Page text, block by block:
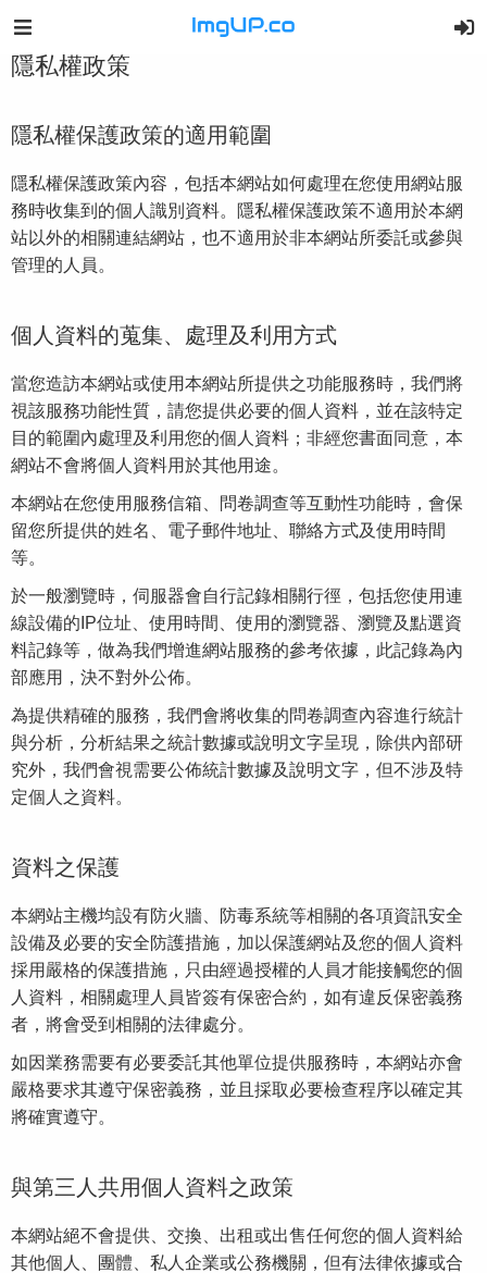
隱私權政策
隱私權保護政策的適用範圍
隱私權保護政策內容，包括本網站如何處理在您使用網站服
務時收集到的個人識別資料。隱私權保護政策不適用於本網
站以外的相關連結網站，也不適用於非本網站所委託或參與
管理的人員。
個人資料的蒐集、處理及利用方式
當您造訪本網站或使用本網站所提供之功能服務時，我們將
視該服務功能性質，請您提供必要的個人資料，並在該特定
目的範圍內處理及利用您的個人資料；非經您書面同意，本
網站不會將個人資料用於其他用途。
本網站在您使用服務信箱、問卷調查等互動性功能時，會保
留您所提供的姓名、電子郵件地址、聯絡方式及使用時間
等。
於一般瀏覽時，伺服器會自行記錄相關行徑，包括您使用連
線設備的IP位址、使用時間、使用的瀏覽器、瀏覽及點選資
料記錄等，做為我們增進網站服務的參考依據，此記錄為內
部應用，決不對外公佈。
為提供精確的服務，我們會將收集的問卷調查內容進行統計
與分析，分析結果之統計數據或說明文字呈現，除供內部研
究外，我們會視需要公佈統計數據及說明文字，但不涉及特
定個人之資料。
資料之保護
本網站主機均設有防火牆、防毒系統等相關的各項資訊安全
設備及必要的安全防護措施，加以保護網站及您的個人資料
採用嚴格的保護措施，只由經過授權的人員才能接觸您的個
人資料，相關處理人員皆簽有保密合約，如有違反保密義務
者，將會受到相關的法律處分。
如因業務需要有必要委託其他單位提供服務時，本網站亦會
嚴格要求其遵守保密義務，並且採取必要檢查程序以確定其
將確實遵守。
與第三人共用個人資料之政策
本網站絕不會提供、交換、出租或出售任何您的個人資料給
其他個人、團體、私人企業或公務機關，但有法律依據或合